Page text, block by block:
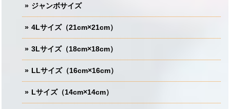
ジャンボサイズ
4Lサイズ（21cm×21cm）
3Lサイズ（18cm×18cm）
LLサイズ（16cm×16cm）
Lサイズ（14cm×14cm）